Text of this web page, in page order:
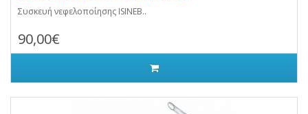
Συσκευή νεφελοποίησης ISINEB..
90,00€